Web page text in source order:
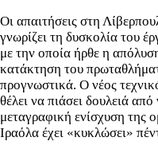
Οι απαιτήσεις στη
γνωρίζει τη δυσκολία του
με την οποία ήρθε η
κατάκτηση του
προγνωστικά. Ο νέος
θέλει να πιάσει δουλειά
μεταγραφική ενίσχυση της
Ιραόλα έχει «κυκλώσει»